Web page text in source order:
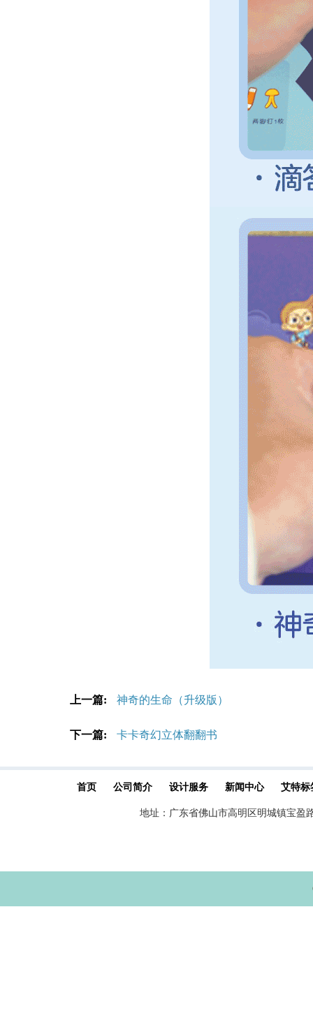
上一篇: 神奇的生命（升级版）
下一篇: 卡卡奇幻立体翻翻书
首页 公司简介 设计服务 新闻中心 艾特标
地址：广东省佛山市高明区明城镇宝盈